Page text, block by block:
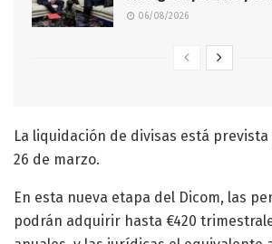
06/08/2026
La liquidación de divisas está
26 de marzo.
En esta nueva etapa del Dicom, las
podrán adquirir hasta €420